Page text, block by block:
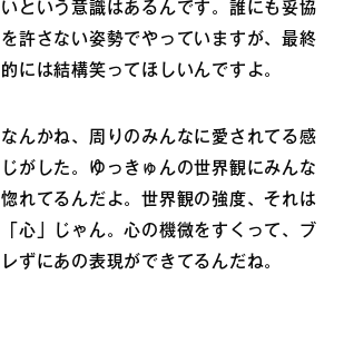
いという意識はあるんです。誰にも妥協
を許さない姿勢でやっていますが、最終
的には結構笑ってほしいんですよ。
なんかね、周りのみんなに愛されてる感
じがした。ゆっきゅんの世界観にみんな
惚れてるんだよ。世界観の強度、それは
「心」じゃん。心の機微をすくって、ブ
レずにあの表現ができてるんだね。